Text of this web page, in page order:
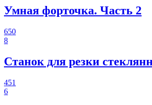
Умная форточка. Часть 2
650
8
Станок для резки
451
6